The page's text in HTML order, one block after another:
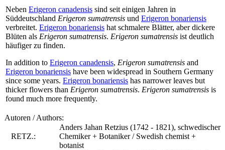
Neben Erigeron canadensis sind seit einigen Jahren in
Süddeutschland Erigeron sumatrensis und Erigeron bonariensis
verbreitet. Erigeron bonariensis hat schmalere Blätter, aber dickere
Blüten als Erigeron sumatrensis. Erigeron sumatrensis ist deutlich
häufiger zu finden.
In addition to Erigeron canadensis, Erigeron sumatrensis and
Erigeron bonariensis have been widespread in Southern Germany
since some years. Erigeron bonariensis has narrower leaves but
thicker flowers than Erigeron sumatrensis. Erigeron sumatrensis is
found much more frequently.
Autoren / Authors:
RETZ.:
Anders Jahan Retzius (1742 - 1821), schwedischer
Chemiker + Botaniker / Swedish chemist +
botanist